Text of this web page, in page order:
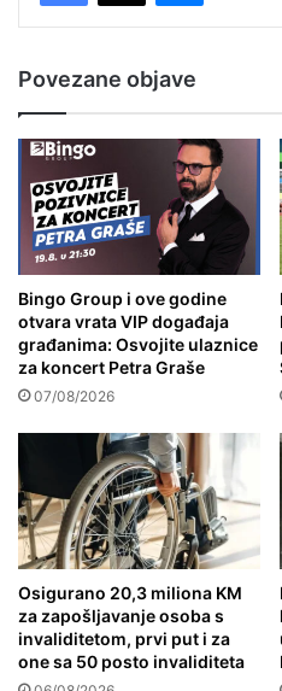
Povezane objave
Bingo Group i ove godine
otvara vrata VIP događaja
građanima: Osvojite ulaznice
za koncert Petra Graše
07/08/2026
Osigurano 20,3 miliona KM
za zapošljavanje osoba s
invaliditetom, prvi put i za
one sa 50 posto invaliditeta